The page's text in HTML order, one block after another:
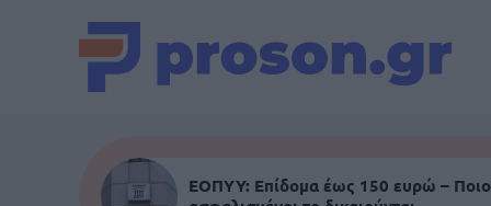
ΕΟΠΥΥ: Επίδομα έως 150 ευρώ –